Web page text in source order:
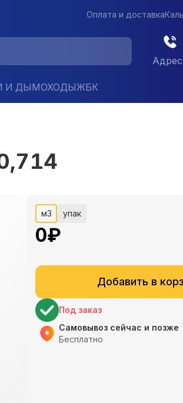
Оплата и доставка
И ДЫМОХОДЫЖБК
м3 упак
0₽
Добавить в
Под заказ
Самовывоз сейчас и позже
Бесплатно